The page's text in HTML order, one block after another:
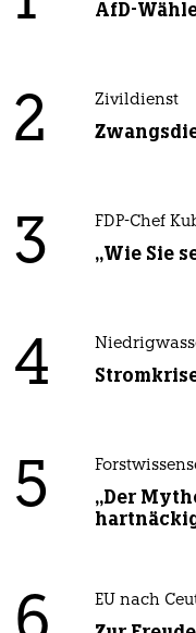
AfD-
2 Zivildienst
3 FDP-Chef
„Wie Sie
4
5
„Der
EU nach